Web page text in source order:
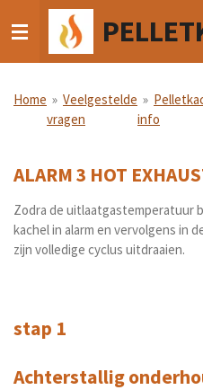
direct
hoofdinhoud
Home » Veelgestelde
vragen
»
info
ALARM 3 HOT
Zodra de uitlaatgastemperatuur
kachel in alarm en vervolgens in
zijn volledige cyclus uitdraaien.
stap 1
Achterstallig